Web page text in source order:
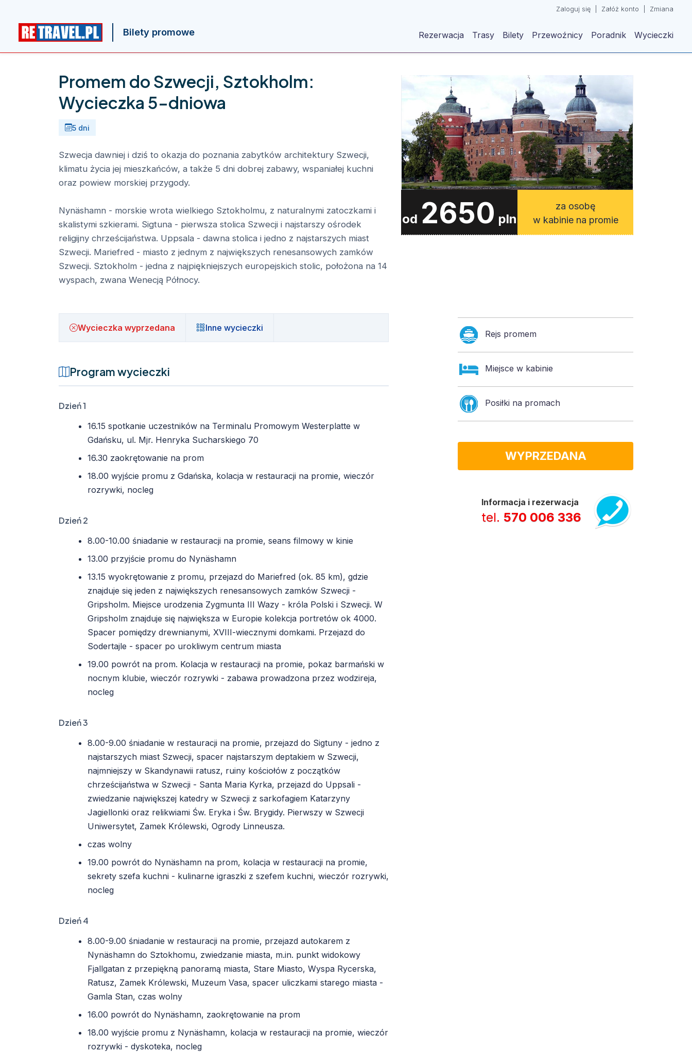
Zaloguj się Załóż konto Zmiana
Bilety promowe Rezerwacja Trasy Bilety Przewoźnicy Poradnik Wycieczki
Promem do Szwecji, Sztokholm:
Wycieczka 5-dniowa
5 dni
Szwecja dawniej i dziś to okazja do poznania zabytków architektury Szwecji,
klimatu życia jej mieszkańców, a także 5 dni dobrej zabawy, wspaniałej kuchni
oraz powiew morskiej przygody.
Nynäshamn - morskie wrota wielkiego Sztokholmu, z naturalnymi zatoczkami i
skalistymi szkierami. Sigtuna - pierwsza stolica Szwecji i najstarszy ośrodek
religijny chrześcijaństwa. Uppsala - dawna stolica i jedno z najstarszych miast
Szwecji. Mariefred - miasto z jednym z największych renesansowych zamków
Szwecji. Sztokholm - jedna z najpiękniejszych europejskich stolic, położona na 14
wyspach, zwana Wenecją Północy.
od 2650 pln
za osobę
w kabinie na promie
Wycieczka wyprzedana Inne wycieczki
Program wycieczki
Dzień 1
16.15 spotkanie uczestników na Terminalu Promowym Westerplatte w
Gdańsku, ul. Mjr. Henryka Sucharskiego 70
16.30 zaokrętowanie na prom
18.00 wyjście promu z Gdańska, kolacja w restauracji na promie, wieczór
rozrywki, nocleg
Dzień 2
8.00-10.00 śniadanie w restauracji na promie, seans filmowy w kinie
13.00 przyjście promu do Nynäshamn
13.15 wyokrętowanie z promu, przejazd do Mariefred (ok. 85 km), gdzie
znajduje się jeden z największych renesansowych zamków Szwecji -
Gripsholm. Miejsce urodzenia Zygmunta III Wazy - króla Polski i Szwecji. W
Gripsholm znajduje się największa w Europie kolekcja portretów ok 4000.
Spacer pomiędzy drewnianymi, XVIII-wiecznymi domkami. Przejazd do
Sodertajle - spacer po urokliwym centrum miasta
19.00 powrót na prom. Kolacja w restauracji na promie, pokaz barmański w
nocnym klubie, wieczór rozrywki - zabawa prowadzona przez wodzireja,
nocleg
Dzień 3
8.00-9.00 śniadanie w restauracji na promie, przejazd do Sigtuny - jedno z
najstarszych miast Szwecji, spacer najstarszym deptakiem w Szwecji,
najmniejszy w Skandynawii ratusz, ruiny kościołów z początków
chrześcijaństwa w Szwecji - Santa Maria Kyrka, przejazd do Uppsali -
zwiedzanie największej katedry w Szwecji z sarkofagiem Katarzyny
Jagiellonki oraz relikwiami Św. Eryka i Św. Brygidy. Pierwszy w Szwecji
Uniwersytet, Zamek Królewski, Ogrody Linneusza.
czas wolny
19.00 powrót do Nynäshamn na prom, kolacja w restauracji na promie,
sekrety szefa kuchni - kulinarne igraszki z szefem kuchni, wieczór rozrywki,
nocleg
Dzień 4
8.00-9.00 śniadanie w restauracji na promie, przejazd autokarem z
Nynäshamn do Sztokhomu, zwiedzanie miasta, m.in. punkt widokowy
Fjallgatan z przepiękną panoramą miasta, Stare Miasto, Wyspa Rycerska,
Ratusz, Zamek Królewski, Muzeum Vasa, spacer uliczkami starego miasta -
Gamla Stan, czas wolny
16.00 powrót do Nynäshamn, zaokrętowanie na prom
18.00 wyjście promu z Nynäshamn, kolacja w restauracji na promie, wieczór
rozrywki - dyskoteka, nocleg
Rejs promem
Miejsce w kabinie
Posiłki na promach
WYPRZEDANA
Informacja i rezerwacja
tel. 570 006 336